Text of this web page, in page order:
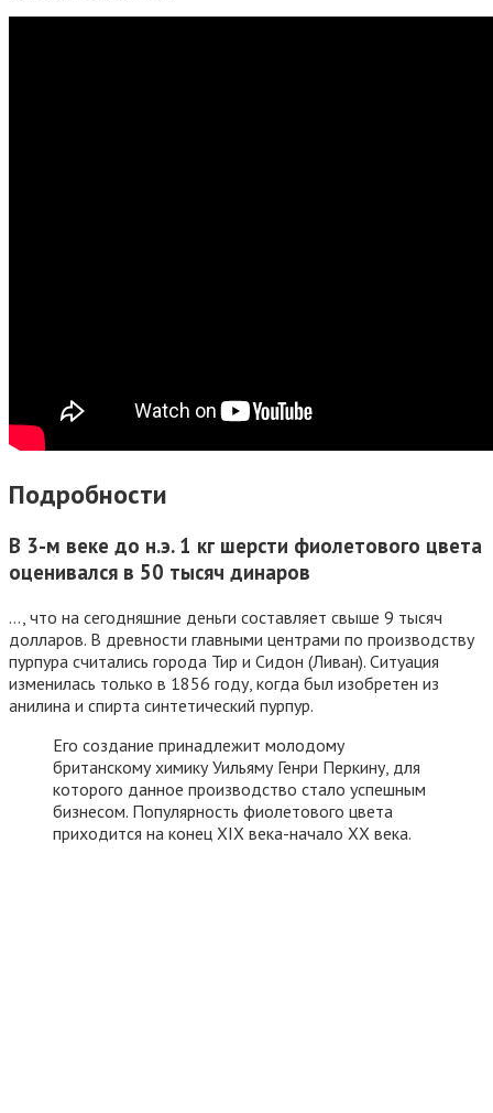
Подробности
В 3-м веке до н.э. 1 кг шерсти фиолетового цвета
оценивался в 50 тысяч динаров
…, что на сегодняшние деньги составляет свыше 9 тысяч
долларов. В древности главными центрами по производству
пурпура считались города Тир и Сидон (Ливан). Ситуация
изменилась только в 1856 году, когда был изобретен из
анилина и спирта синтетический пурпур.
Его создание принадлежит молодому
британскому химику Уильяму Генри Перкину, для
которого данное производство стало успешным
бизнесом. Популярность фиолетового цвета
приходится на конец XIX века-начало XX века.